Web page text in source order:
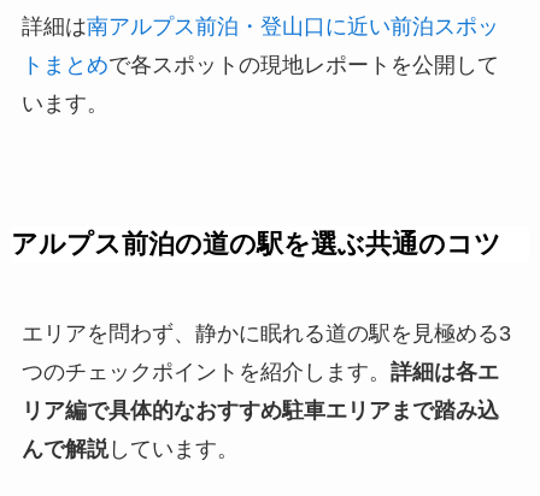
詳細は南アルプス前泊・登山口に近い前泊スポッ
トまとめで各スポットの現地レポートを公開して
います。
アルプス前泊の道の駅を選ぶ共通のコツ
エリアを問わず、静かに眠れる道の駅を見極める3
つのチェックポイントを紹介します。 詳細は各エ
リア編で具体的なおすすめ駐車エリアまで踏み込
んで解説しています。